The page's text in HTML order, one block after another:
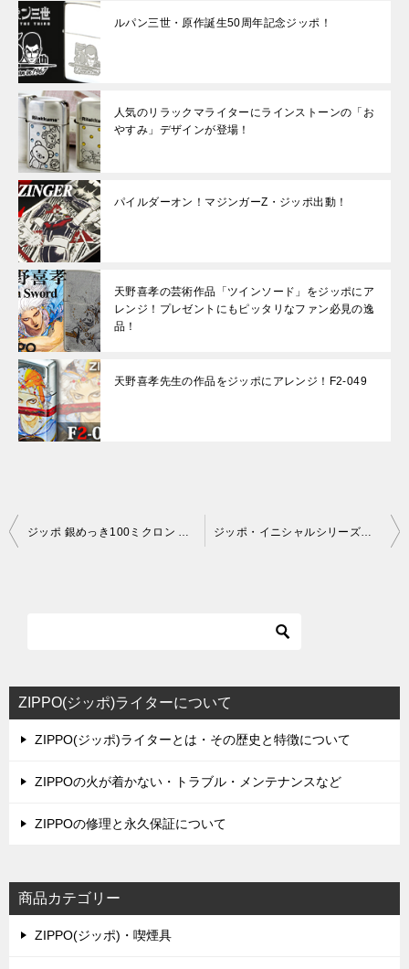
ルパン三世・原作誕生50周年記念ジッポ！
人気のリラックマライターにラインストーンの「お
やすみ」デザインが登場！
パイルダーオン！マジンガーZ・ジッポ出動！
天野喜孝の芸術作品「ツインソード」をジッポにア
レンジ！プレゼントにもピッタリなファン必見の逸
品！
天野喜孝先生の作品をジッポにアレンジ！F2-049
投
シ
ョ
ジッポ 銀めっき100ミクロン 230番（ミラー ⁄ サテーナ） ジッポ・イニシャルシリーズ 全10柄発売！
ZIPPO(ジッポ)ライターについて
ZIPPO(ジッポ)ライターとは・その歴史と特徴について
ZIPPOの火が着かない・トラブル・メンテナンスなど
ZIPPOの修理と永久保証について
商品カテゴリー
ZIPPO(ジッポ)・喫煙具